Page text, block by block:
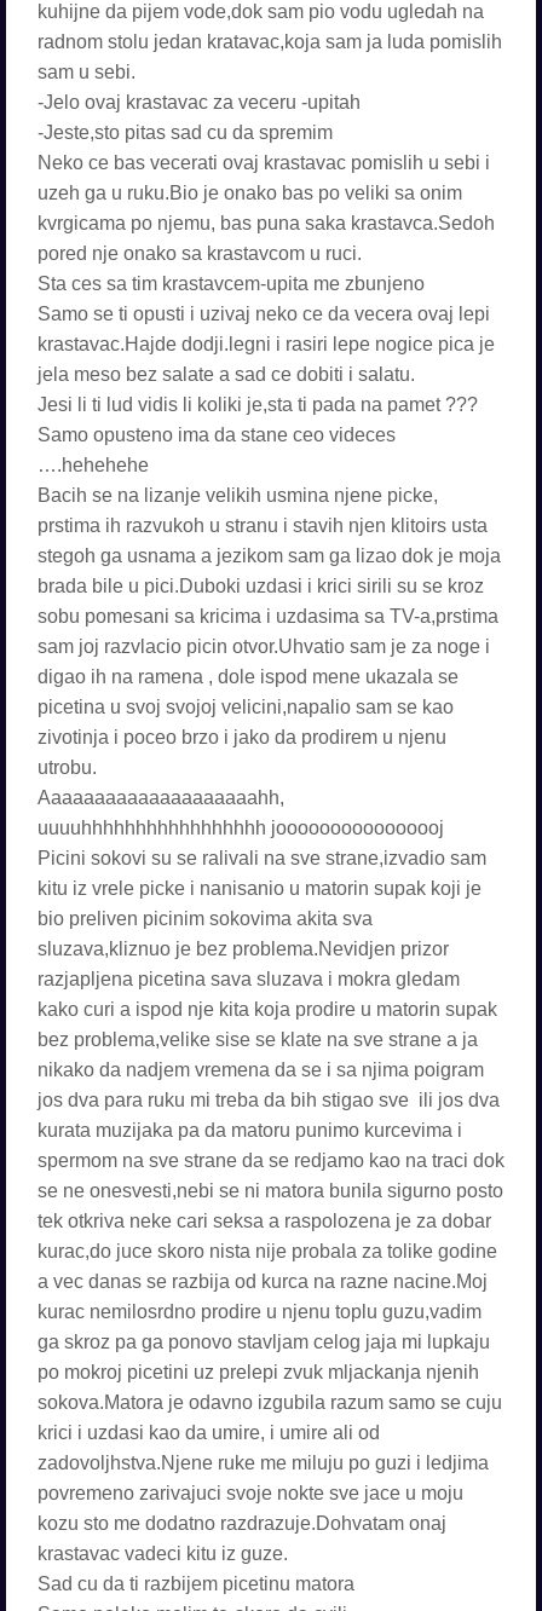
kuhijne da pijem vode,dok sam pio vodu ugledah na
radnom stolu jedan kratavac,koja sam ja luda pomislih
sam u sebi.
-Jelo ovaj krastavac za veceru -upitah
-Jeste,sto pitas sad cu da spremim
Neko ce bas vecerati ovaj krastavac pomislih u sebi i
uzeh ga u ruku.Bio je onako bas po veliki sa onim
kvrgicama po njemu, bas puna saka krastavca.Sedoh
pored nje onako sa krastavcom u ruci.
Sta ces sa tim krastavcem-upita me zbunjeno
Samo se ti opusti i uzivaj neko ce da vecera ovaj lepi
krastavac.Hajde dodji.legni i rasiri lepe nogice pica je
jela meso bez salate a sad ce dobiti i salatu.
Jesi li ti lud vidis li koliki je,sta ti pada na pamet ???
Samo opusteno ima da stane ceo videces
….hehehehe
Bacih se na lizanje velikih usmina njene picke,
prstima ih razvukoh u stranu i stavih njen klitoirs usta
stegoh ga usnama a jezikom sam ga lizao dok je moja
brada bile u pici.Duboki uzdasi i krici sirili su se kroz
sobu pomesani sa kricima i uzdasima sa TV-a,prstima
sam joj razvlacio picin otvor.Uhvatio sam je za noge i
digao ih na ramena , dole ispod mene ukazala se
picetina u svoj svojoj velicini,napalio sam se kao
zivotinja i poceo brzo i jako da prodirem u njenu
utrobu.
Aaaaaaaaaaaaaaaaaaaahh,
uuuuhhhhhhhhhhhhhhhhh joooooooooooooooj
Picini sokovi su se ralivali na sve strane,izvadio sam
kitu iz vrele picke i nanisanio u matorin supak koji je
bio preliven picinim sokovima akita sva
sluzava,kliznuo je bez problema.Nevidjen prizor
razjapljena picetina sava sluzava i mokra gledam
kako curi a ispod nje kita koja prodire u matorin supak
bez problema,velike sise se klate na sve strane a ja
nikako da nadjem vremena da se i sa njima poigram
jos dva para ruku mi treba da bih stigao sve ili jos dva
kurata muzijaka pa da matoru punimo kurcevima i
spermom na sve strane da se redjamo kao na traci dok
se ne onesvesti,nebi se ni matora bunila sigurno posto
tek otkriva neke cari seksa a raspolozena je za dobar
kurac,do juce skoro nista nije probala za tolike godine
a vec danas se razbija od kurca na razne nacine.Moj
kurac nemilosrdno prodire u njenu toplu guzu,vadim
ga skroz pa ga ponovo stavljam celog jaja mi lupkaju
po mokroj picetini uz prelepi zvuk mljackanja njenih
sokova.Matora je odavno izgubila razum samo se cuju
krici i uzdasi kao da umire, i umire ali od
zadovoljhstva.Njene ruke me miluju po guzi i ledjima
povremeno zarivajuci svoje nokte sve jace u moju
kozu sto me dodatno razdrazuje.Dohvatam onaj
krastavac vadeci kitu iz guze.
Sad cu da ti razbijem picetinu matora